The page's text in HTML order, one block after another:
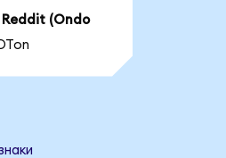
Reddit (Ondo